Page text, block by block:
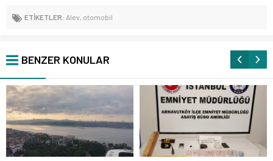
ETİKETLER: Alev, otomobil
BENZER KONULAR